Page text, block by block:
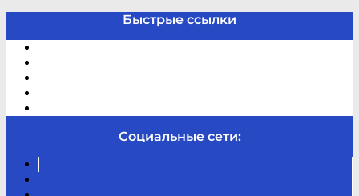
Быстрые ссылки
Социальные сети: